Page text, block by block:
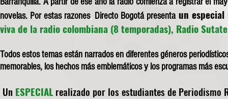
novelas. Por estas razones, Directo Bogotá presenta un
viva de la radio colombiana (8 temporadas), Radio
Todos estos temas están narrados en diferentes géneros
memorables, los hechos más emblemáticos y los programas más
Un ESPECIAL realizado por los estudiantes de Periodismo